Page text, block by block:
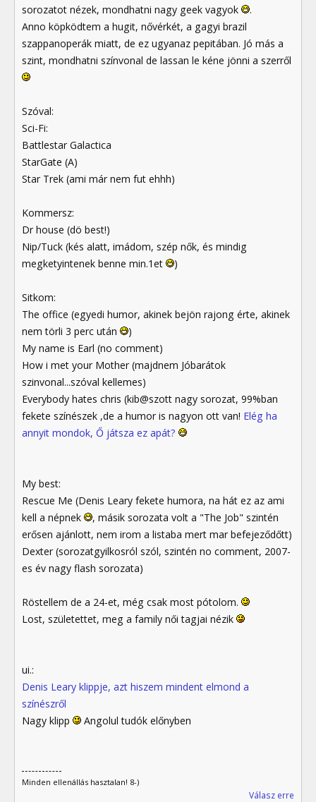
sorozatot nézek, mondhatni nagy geek vagyok
.
Anno köpködtem a hugit, nővérkét, a gagyi brazil
szappanoperák miatt, de ez ugyanaz pepitában. Jó más a
szint, mondhatni színvonal de lassan le kéne jönni a szerről
Szóval:
Sci-Fi:
Battlestar Galactica
StarGate (A)
Star Trek (ami már nem fut ehhh)
Kommersz:
Dr house (dö best!)
Nip/Tuck (kés alatt, imádom, szép nők, és mindig
megketyintenek benne min.1et
)
Sitkom:
The office (egyedi humor, akinek bejön rajong érte, akinek
nem törli 3 perc után
)
My name is Earl (no comment)
How i met your Mother (majdnem Jóbarátok
szinvonal...szóval kellemes)
Everybody hates chris (kib@szott nagy sorozat, 99%ban
fekete színészek ,de a humor is nagyon ott van! Elég ha
annyit mondok, Ő játsza ez apát?
My best:
Rescue Me (Denis Leary fekete humora, na hát ez az ami
kell a népnek
, másik sorozata volt a "The Job" szintén
erősen ajánlott, nem irom a listaba mert mar befejeződőtt)
Dexter (sorozatgyilkosról szól, szintén no comment, 2007-
es év nagy flash sorozata)
Röstellem de a 24-et, még csak most pótolom.
Lost, születettet, meg a family női tagjai nézik
ui.:
Denis Leary klippje, azt hiszem mindent elmond a
színészről
Nagy klipp
Angolul tudók előnyben
Minden ellenállás hasztalan! 8-)
Válasz erre